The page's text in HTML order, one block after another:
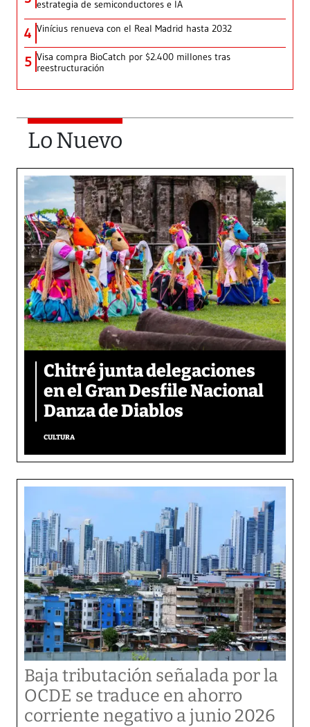
estrategia de semiconductores e IA
4 Vinícius renueva con el Real Madrid hasta 2032
5 Visa compra BioCatch por $2.400 millones tras
reestructuración
Lo Nuevo
Chitré junta delegaciones
en el Gran Desfile Nacional
Danza de Diablos
CULTURA
Baja tributación señalada por la
OCDE se traduce en ahorro
corriente negativo a junio 2026